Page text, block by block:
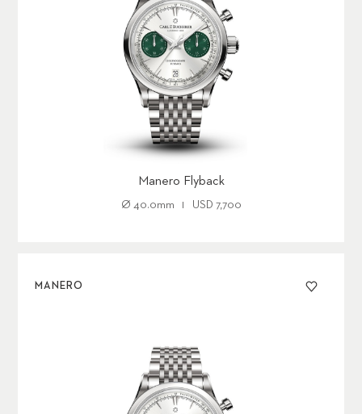
Manero Flyback
Ø 40.0mm USD 7,700
MANERO